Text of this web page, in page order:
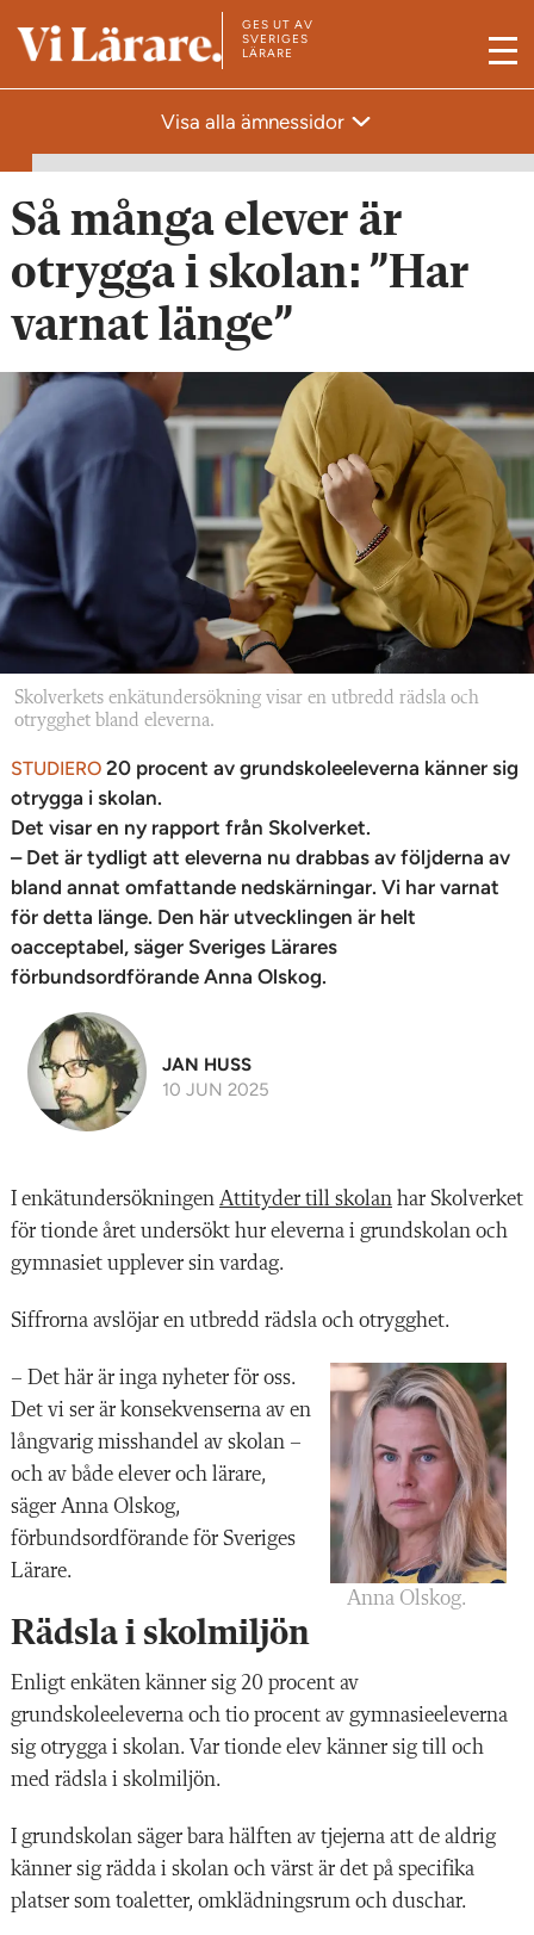
T
s
t
a
r
s
i
d
n
GES UT AV
SVERIGES
LÄRARE
M
Visa alla ämnessidor
Så många elever är
otrygga i skolan: ”Har
varnat länge”
Skolverkets enkätundersökning visar en utbredd rädsla och
otrygghet bland eleverna.
STUDIERO 20 procent av grundskoleeleverna känner sig
otrygga i skolan.
Det visar en ny rapport från Skolverket.
– Det är tydligt att eleverna nu drabbas av följderna av
bland annat omfattande nedskärningar. Vi har varnat
för detta länge. Den här utvecklingen är helt
oacceptabel, säger Sveriges Lärares
förbundsordförande Anna Olskog.
JAN HUSS
10 JUN 2025
I enkätundersökningen Attityder till skolan har Skolverket
för tionde året undersökt hur eleverna i grundskolan och
gymnasiet upplever sin vardag.
Siffrorna avslöjar en utbredd rädsla och otrygghet.
Anna Olskog.
– Det här är inga nyheter för oss.
Det vi ser är konsekvenserna av en
långvarig misshandel av skolan –
och av både elever och lärare,
säger Anna Olskog,
förbundsordförande för Sveriges
Lärare.
Rädsla i skolmiljön
Enligt enkäten känner sig 20 procent av
grundskoleeleverna och tio procent av gymnasieeleverna
sig otrygga i skolan. Var tionde elev känner sig till och
med rädsla i skolmiljön.
I grundskolan säger bara hälften av tjejerna att de aldrig
känner sig rädda i skolan och värst är det på specifika
platser som toaletter, omklädningsrum och duschar.